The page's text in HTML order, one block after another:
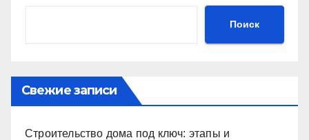
Поиск
Свежие записи
Строительство дома под ключ: этапы и